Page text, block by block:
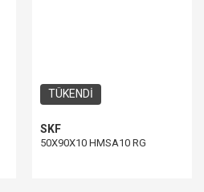
TÜKENDİ
SKF
50X90X10 HMSA10 RG